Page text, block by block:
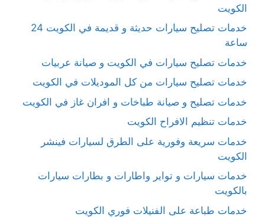
الكويت
خدمات تصليح سيارات حديثة و قديمة في الكويت 24
ساعة
خدمات تصليح سيارات في الكويت و صيانة عربيات
خدمات تصليح سيارات من كل الموديلات في الكويت
خدمات تصليح و صيانة طباخات و افران غاز في الكويت
خدمات تنظيم الافراح الكويت
خدمات سريعة وفورية على الطرق لسيارات فينشر
الكويت
خدمات سيارات و تواير واطارات و بطارات سيارات
بالكويت
خدمات طباعة على الفنيلات فوري الكويت